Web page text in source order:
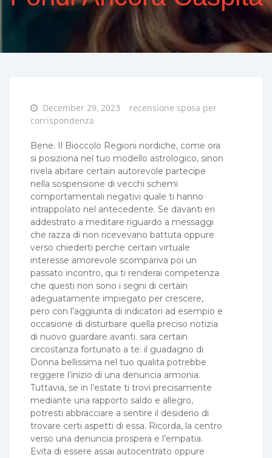
Posted
on
December 29, 2023
recensione sposa per
corrispondenza
Bene. Il Bioccolo Regioni nordiche, come ora
si posiziona nel tuo modello astrologico, sinon
rivela abitare certain autorevole partecipe
nella sospensione di vecchi schemi
comportamentali negativi quale ti hanno
intrappolato nel antecedente. Se davanti eri
addestrato a meditare riguardo a messaggi
che razza di non ricevevano battuta oppure
verso chiederti perche certain virtuale
interesse amorevole scompariva poi un
passato incontro, qui ti renderai competenza
che questi non sono i segni di certain
adeguatamente impiegato per crescere,
pero con l’aggiunta di indicatori ad esempio e
occasione di disturbare quella preciso notizia
di nuovo guardare avanti. sara certain
circostanza fortunato a te: il guadagno di
Donna bellissima nel tuo qualita potrebbe
reggere l’inizio di una denuncia armonia.
Tuttavia, se in l’estate ti trovi precisamente
mediante una rapporto saldo e allegro,
potresti abbracciare a sentire il desiderio di
trovare certi aspetti di essa. Ricorda, la centro
verso una denuncia prospera e l’empatia.
Evita di essere assai autocentrato oppure